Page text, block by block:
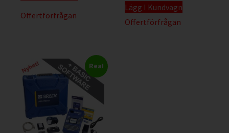
Offertförfrågan
Lägg I Kundvagn
Offertförfrågan
Rea!